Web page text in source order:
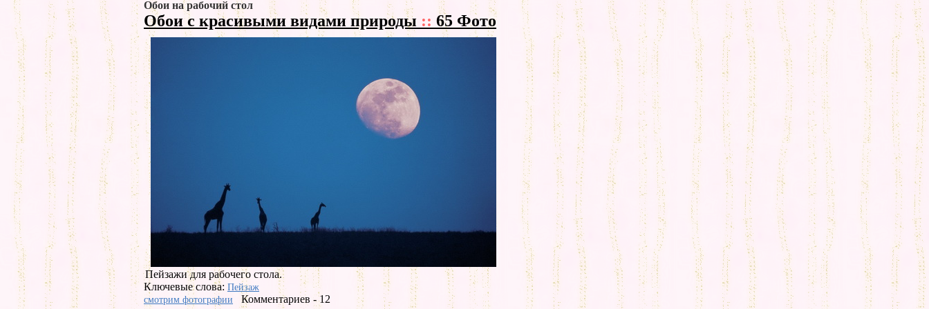
Обои на рабочий стол
Обои с красивыми видами природы :: 65 Фото
Пейзажи для рабочего стола.
Ключевые слова: Пейзаж
смотрим фотографии
Комментариев - 12